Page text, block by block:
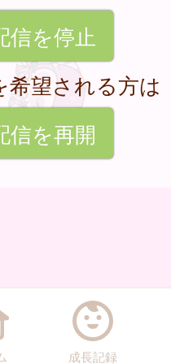
信を停止
希望される方は
信を再開
成長記録